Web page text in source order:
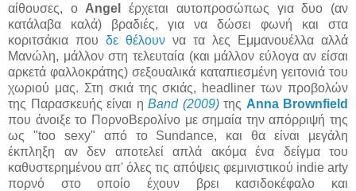
αίθουσες, ο Angel
έρχεται αυτοπροσώπως για δυο (αν
κατάλαβα καλά) βραδιές, για να δώσει φωνή και στα
κοριτσάκια που δε θέλουν να τα λες Εμμανουέλλα αλλά
Μανώλη, μάλλον στη τελευταία (και μάλλον εύλογα αν είσαι
αρκετά φαλλοκράτης) σεξουαλικά καταπιεσμένη γειτονιά του
χωριού μας. Στη σκιά της σκιάς, headliner των προβολών
της Παρασκευής είναι η Band (2009)της Anna Brownfield
που άνοιξε το ΠορνοΒερολίνο με σημαία την απόρριψή της
ως "too sexy" από το Sundance, και θα είναι μεγάλη
έκπληξη αν δεν αποτελεί απλά ακόμα ένα δείγμα του
καθυστερημένου απ' όλες τις απόψεις φεμινιστικού indie arty
πορνό στο οποίο έχουν βρει κασιδοκέφαλο και